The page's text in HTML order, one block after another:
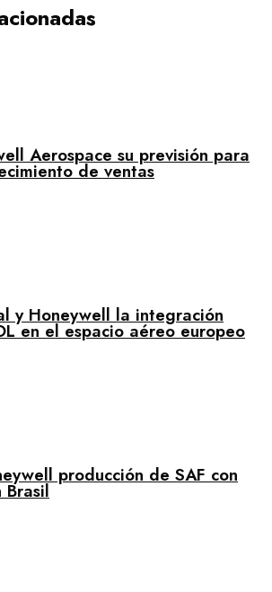
Aerospace su previsión para
de ventas
y Honeywell la integración
en el espacio aéreo europeo
producción de SAF con
Brasil